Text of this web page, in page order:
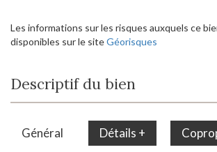
Les informations sur les risques auxquels ce
disponibles sur le siteGéorisques
Descriptif du bien
Général Détails +